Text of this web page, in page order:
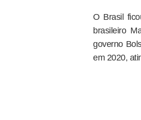
O Brasil
brasileiro
governo
em 2020,